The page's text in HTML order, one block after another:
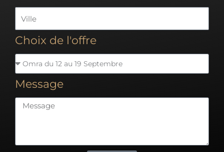
Choix de l'offre
Message